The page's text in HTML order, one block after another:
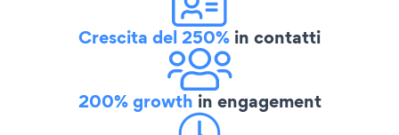
Crescita del 250% in contatti
200% growth in engagement